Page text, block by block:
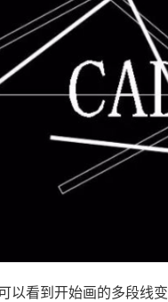
以看到开始画的多段线